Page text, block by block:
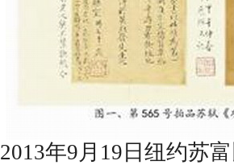
2013年9月 19 日纽约苏